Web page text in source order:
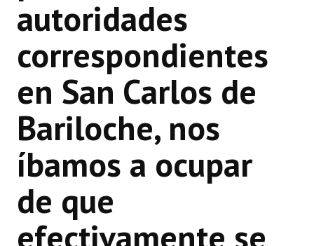
autoridades
correspondientes
en San Carlos de
Bariloche, nos
íbamos a ocupar
de que
efectivamente se